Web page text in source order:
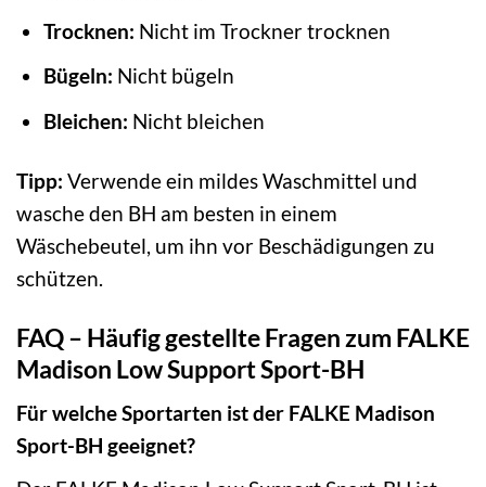
Trocknen: Nicht im Trockner trocknen
Bügeln: Nicht bügeln
Bleichen: Nicht bleichen
Tipp: Verwende ein mildes Waschmittel und
wasche den BH am besten in einem
Wäschebeutel, um ihn vor Beschädigungen zu
schützen.
FAQ – Häufig gestellte Fragen zum FALKE
Madison Low Support Sport-BH
Für welche Sportarten ist der FALKE Madison
Sport-BH geeignet?